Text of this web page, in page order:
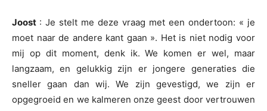
Joost : Je stelt me deze vraag met een ondertoon: « je
moet naar de andere kant gaan ». Het is niet nodig voor
mij op dit moment, denk ik. We komen er wel, maar
langzaam, en gelukkig zijn er jongere generaties die
sneller gaan dan wij. We zijn gevestigd, we zijn er
opgegroeid en we kalmeren onze geest door vertrouwen